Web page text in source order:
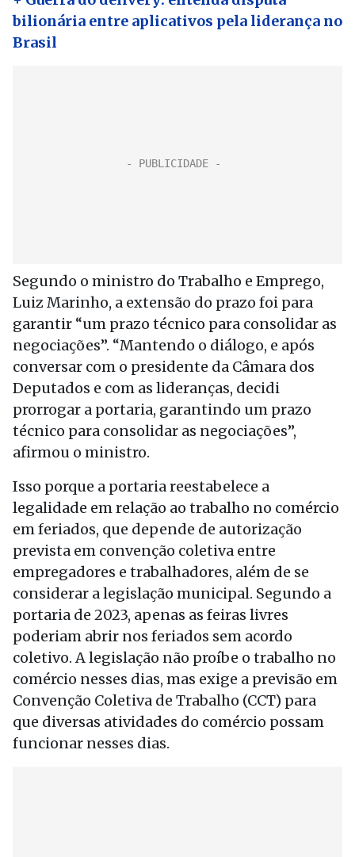
bilionária entre aplicativos pela liderança no
Brasil
Segundo o ministro do Trabalho e Emprego,
Luiz Marinho, a extensão do prazo foi para
garantir “um prazo técnico para consolidar as
negociações”. “Mantendo o diálogo, e após
conversar com o presidente da Câmara dos
Deputados e com as lideranças, decidi
prorrogar a portaria, garantindo um prazo
técnico para consolidar as negociações”,
afirmou o ministro.
Isso porque a portaria reestabelece a
legalidade em relação ao trabalho no comércio
em feriados, que depende de autorização
prevista em convenção coletiva entre
empregadores e trabalhadores, além de se
considerar a legislação municipal. Segundo a
portaria de 2023, apenas as feiras livres
poderiam abrir nos feriados sem acordo
coletivo. A legislação não proíbe o trabalho no
comércio nesses dias, mas exige a previsão em
Convenção Coletiva de Trabalho (CCT) para
que diversas atividades do comércio possam
funcionar nesses dias.